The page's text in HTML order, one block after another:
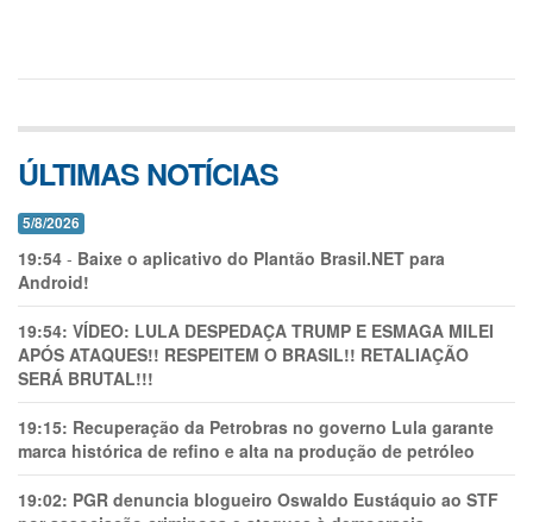
ÚLTIMAS NOTÍCIAS
5/8/2026
19:54 - Baixe o aplicativo do Plantão Brasil.NET para
Android!
19:54: VÍDEO: LULA DESPEDAÇA TRUMP E ESMAGA MILEI
APÓS ATAQUES!! RESPEITEM O BRASIL!! RETALIAÇÃO
SERÁ BRUTAL!!!
19:15: Recuperação da Petrobras no governo Lula garante
marca histórica de refino e alta na produção de petróleo
19:02: PGR denuncia blogueiro Oswaldo Eustáquio ao STF